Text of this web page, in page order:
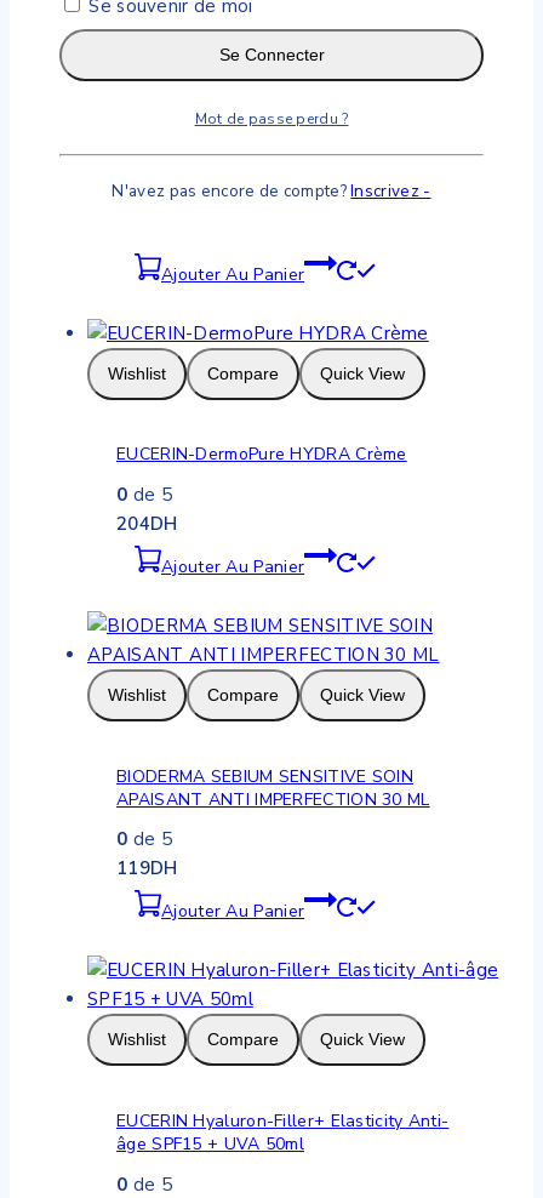
Wishlist Compare Quick View
Bioderma- Sebium gel moussant 200 ml
0 de 5
Ajouter Au Panier
Wishlist Compare Quick View
EUCERIN-DermoPure HYDRA Crème
0 de 5
204DH
Ajouter Au Panier
Wishlist Compare Quick View
BIODERMA SEBIUM SENSITIVE SOIN
APAISANT ANTI IMPERFECTION 30 ML
0 de 5
119DH
Ajouter Au Panier
Wishlist Compare Quick View
EUCERIN Hyaluron-Filler+ Elasticity Anti-
âge SPF15 + UVA 50ml
0 de 5
Se souvenir de moi
Se Connecter
Mot de passe perdu ?
N'avez pas encore de compte?Inscrivez -